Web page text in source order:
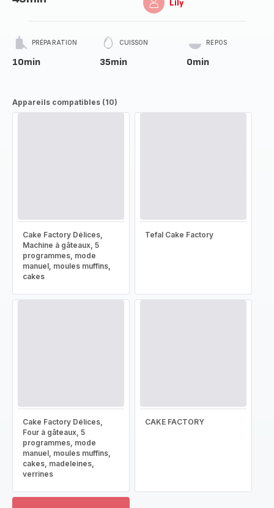
Lily
PRÉPARATION
10min
CUISSON
35min
REPOS
0min
Appareils compatibles (10)
Cake Factory Délices,
Machine à gâteaux, 5
programmes, mode
manuel, moules muffins,
cakes
Tefal Cake Factory
Cake Factory Délices,
Four à gâteaux, 5
programmes, mode
manuel, moules muffins,
cakes, madeleines,
verrines
CAKE FACTORY